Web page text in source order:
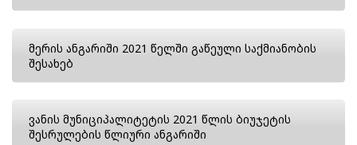
მერის ანგარიში 2021 წელში გაწეული საქმიანობის
შესახებ
ვანის მუნიციპალიტეტის 2021 წლის ბიუჯეტის
შესრულების წლიური ანგარიში